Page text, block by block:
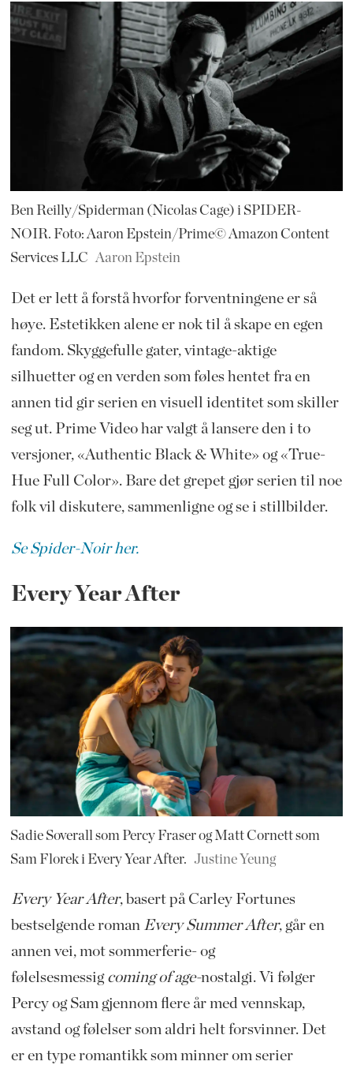
Ben Reilly/Spiderman (Nicolas Cage) i SPIDER-
NOIR. Foto: Aaron Epstein/Prime© Amazon Content
Services LLC Aaron Epstein
Det er lett å forstå hvorfor forventningene er så
høye. Estetikken alene er nok til å skape en egen
fandom. Skyggefulle gater, vintage-aktige
silhuetter og en verden som føles hentet fra en
annen tid gir serien en visuell identitet som skiller
seg ut. Prime Video har valgt å lansere den i to
versjoner, «Authentic Black & White» og «True-
Hue Full Color». Bare det grepet gjør serien til noe
folk vil diskutere, sammenligne og se i stillbilder.
Se Spider-Noir her.
Every Year After
Sadie Soverall som Percy Fraser og Matt Cornett som
Sam Florek i Every Year After. Justine Yeung
Every Year After, basert på Carley Fortunes
bestselgende roman Every Summer After, går en
annen vei, mot sommerferie- og
følelsesmessig coming of age-nostalgi. Vi følger
Percy og Sam gjennom flere år med vennskap,
avstand og følelser som aldri helt forsvinner. Det
er en type romantikk som minner om serier